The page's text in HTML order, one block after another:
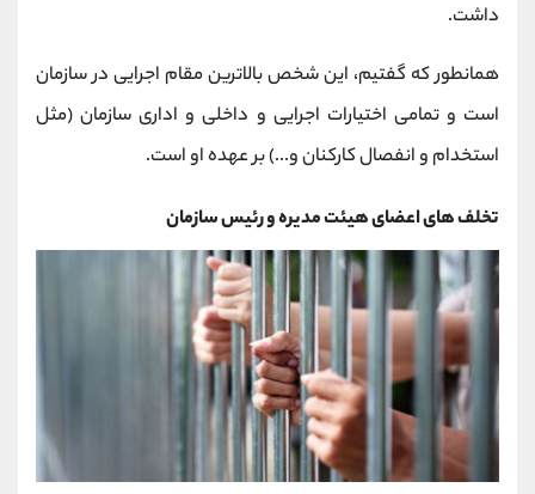
داشت.
همانطور که گفتیم، این شخص بالاترین مقام اجرایی در سازمان
است و تمامی اختیارات اجرایی و داخلی و اداری سازمان (مثل
استخدام و انفصال کارکنان و...) بر عهده او است.
تخلف های اعضای هیئت مدیره و رئیس سازمان